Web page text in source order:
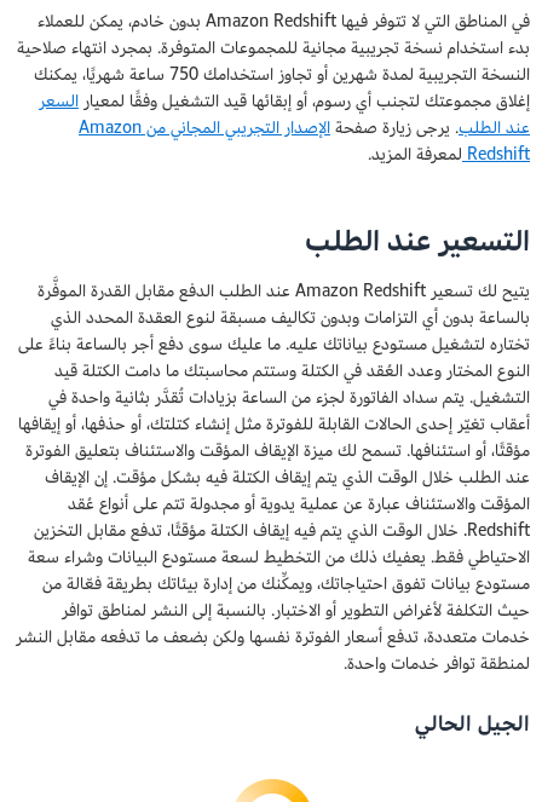
في المناطق التي لا تتوفر فيها Amazon Redshift بدون خادم، يمكن للعملاء
بدء استخدام نسخة تجريبية مجانية للمجموعات المتوفرة. بمجرد انتهاء صلاحية
النسخة التجريبية لمدة شهرين أو تجاوز استخدامك 750 ساعة شهريًا، يمكنك
إغلاق مجموعتك لتجنب أي رسوم، أو إبقائها قيد التشغيل وفقًا لمعيار السعر
عند الطلب. يرجى زيارة صفحة
الإصدار التجريبي المجاني من Amazon
Redshift لمعرفة المزيد.
التسعير عند الطلب
يتيح لك تسعير Amazon Redshift عند الطلب الدفع مقابل القدرة الموفَّرة
بالساعة بدون أي التزامات وبدون تكاليف مسبقة لنوع العقدة المحدد الذي
تختاره لتشغيل مستودع بياناتك عليه. ما عليك سوى دفع أجر بالساعة بناءً على
النوع المختار وعدد العُقد في الكتلة وستتم محاسبتك ما دامت الكتلة قيد
التشغيل. يتم سداد الفاتورة لجزء من الساعة بزيادات تُقدَّر بثانية واحدة في
أعقاب تغيّر إحدى الحالات القابلة للفوترة مثل إنشاء كتلتك، أو حذفها، أو إيقافها
مؤقتًا، أو استئنافها. تسمح لك ميزة الإيقاف المؤقت والاستئناف بتعليق الفوترة
عند الطلب خلال الوقت الذي يتم إيقاف الكتلة فيه بشكل مؤقت. إن الإيقاف
المؤقت والاستئناف عبارة عن عملية يدوية أو مجدولة تتم على أنواع عُقد
Redshift. خلال الوقت الذي يتم فيه إيقاف الكتلة مؤقتًا، تدفع مقابل التخزين
الاحتياطي فقط. يعفيك ذلك من التخطيط لسعة مستودع البيانات وشراء سعة
مستودع بيانات تفوق احتياجاتك، ويمكِّنك من إدارة بيئاتك بطريقة فعّالة من
حيث التكلفة لأغراض التطوير أو الاختبار. بالنسبة إلى النشر لمناطق توافر
خدمات متعددة، تدفع أسعار الفوترة نفسها ولكن بضعف ما تدفعه مقابل النشر
لمنطقة توافر خدمات واحدة.
الجيل الحالي